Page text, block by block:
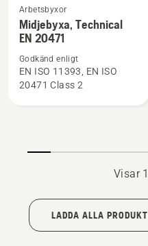
Se
mer
information
om
Midjebyxa,
Technical
Arbetsbyxor
Midjebyxa, Technical
EN 20471
Godkänd enligt
EN ISO 11393, EN ISO
20471 Class 2
Visar
LADDA ALLA